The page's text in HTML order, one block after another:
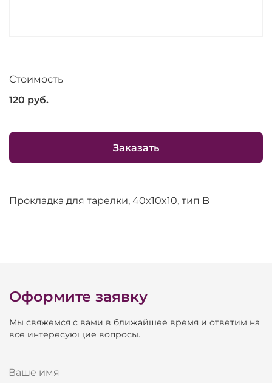
Стоимость
120 руб.
Заказать
Прокладка для тарелки, 40x10x10, тип B
Оформите заявку
Мы свяжемся с вами в ближайшее время и ответим на
все интересующие вопросы.
Ваше имя